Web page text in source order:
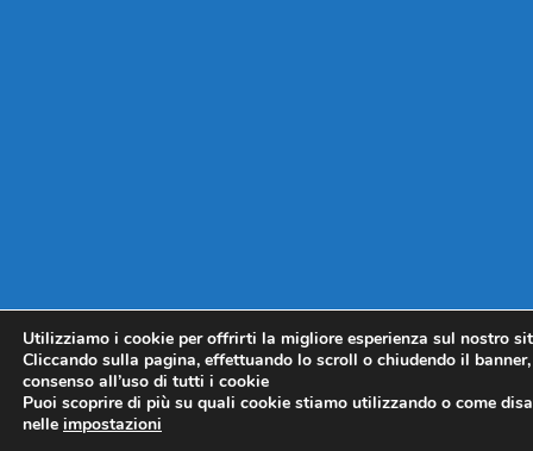
Utilizziamo i cookie per offrirti la migliore esperienza sul nostro
Cliccando sulla pagina, effettuando lo scroll o chiudendo il
consenso all’uso di tutti i cookie
Puoi scoprire di più su quali cookie stiamo utilizzando o come
nelle impostazioni